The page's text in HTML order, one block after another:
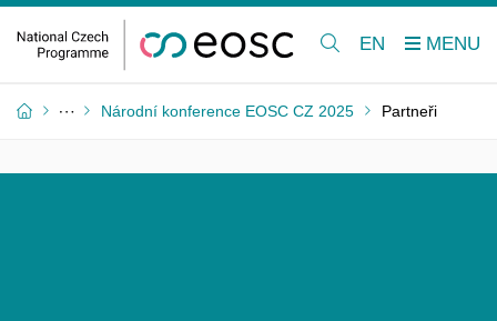
EN
Národní konference EOSC CZ 2025 Partneři